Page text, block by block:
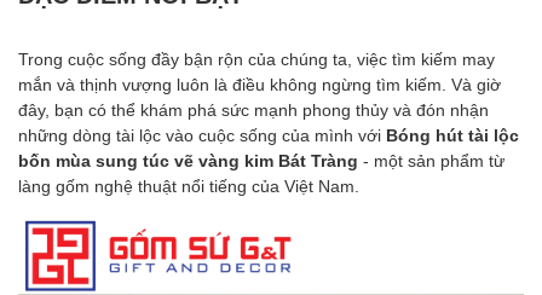
Trong cuộc sống đầy bận rộn của chúng ta, việc tìm kiếm may
mắn và thịnh vượng luôn là điều không ngừng tìm kiếm. Và giờ
đây, bạn có thể khám phá sức mạnh phong thủy và đón nhận
những dòng tài lộc vào cuộc sống của mình với Bóng hút tài lộc
bốn mùa sung túc vẽ vàng kim Bát Tràng - một sản phẩm từ
làng gốm nghệ thuật nổi tiếng của Việt Nam.